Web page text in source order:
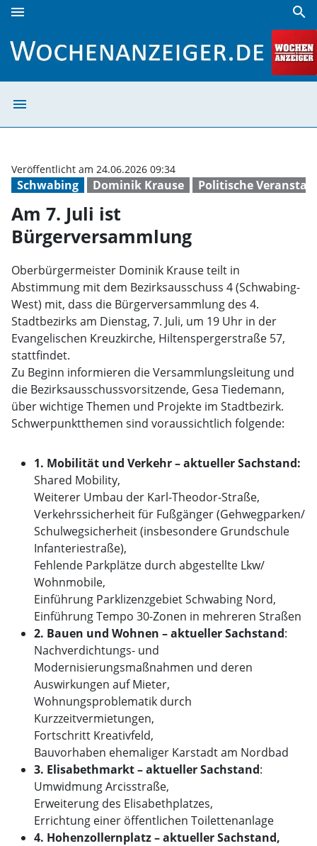
menu search
menu
Schwabing Dominik Krause Politische
Veröffentlicht am 24.06.2026 09:34
Am 7. Juli ist
Bürgerversammlung
Oberbürgermeister Dominik Krause teilt in
Abstimmung mit dem Bezirksausschuss 4 (Schwabing-
West) mit, dass die Bürgerversammlung des 4.
Stadtbezirks am Dienstag, 7. Juli, um 19 Uhr in der
Evangelischen Kreuzkirche, Hiltenspergerstraße 57,
stattfindet.
Zu Beginn informieren die Versammlungsleitung und
die Bezirksausschussvorsitzende, Gesa Tiedemann,
über wichtige Themen und Projekte im Stadtbezirk.
Schwerpunktthemen sind voraussichtlich folgende:
1. Mobilität und Verkehr – aktueller Sachstand:
Shared Mobility,
Weiterer Umbau der Karl-Theodor-Straße,
Verkehrssicherheit für Fußgänger (Gehwegparken/
Schulwegsicherheit (insbesondere Grundschule
Infanteriestraße),
Fehlende Parkplätze durch abgestellte Lkw/
Wohnmobile,
Einführung Parklizenzgebiet Schwabing Nord,
Einführung Tempo 30-Zonen in mehreren Straßen
2. Bauen und Wohnen – aktueller Sachstand:
Nachverdichtungs- und
Modernisierungsmaßnahmen und deren
Auswirkungen auf Mieter,
Wohnungsproblematik durch
Kurzzeitvermietungen,
Fortschritt Kreativfeld,
Bauvorhaben ehemaliger Karstadt am Nordbad
3. Elisabethmarkt – aktueller Sachstand:
Umwidmung Arcisstraße,
Erweiterung des Elisabethplatzes,
Errichtung einer öffentlichen Toilettenanlage
4. Hohenzollernplatz – aktueller Sachstand,